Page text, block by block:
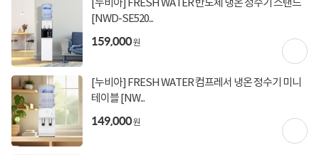
[누비아] FRESH WATER 반도체 냉온 정수기 스탠드
[NWD-SE520...
159,000원
[누비아] FRESH WATER 컴프레서 냉온 정수기 미니
테이블 [NW...
149,000원
(1,000,000원 이상 결제 시)
[토스페이 X 계좌이체] 20,000원 즉시할인
(600,000원 이상 결제 시)
[토스페이 X 농협카드] 5% 즉시할인 (800,000원 이
[토스페이 X 현대카드] 5% 즉시할인 (800,000원 이
상 결제 시)
무이자 할부혜택
결제혜택